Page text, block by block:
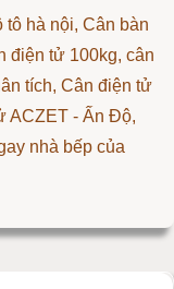
tô hà nội, Cân bàn
điện tử 100kg, cân
tích, Cân điện tử
ACZET - Ấn Độ,
nhà bếp của